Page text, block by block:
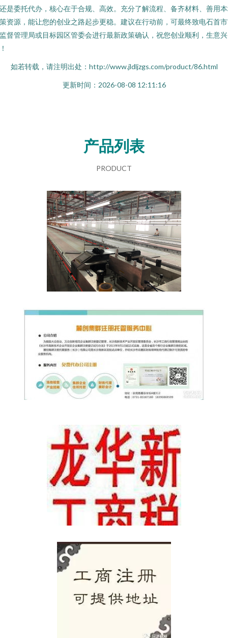
是委托代办，核心在于合规、高效。充分了解流程、备齐材料、善用
资源，能让您的创业之路起步更稳。建议在行动前，可最终致电石首
督管理局或目标园区管委会进行最新政策确认，祝您创业顺利，生意兴
如若转载，请注明出处：http://www.jldljzgs.com/product/86.html
更新时间：2026-08-08 12:11:16
产品列表
PRODUCT